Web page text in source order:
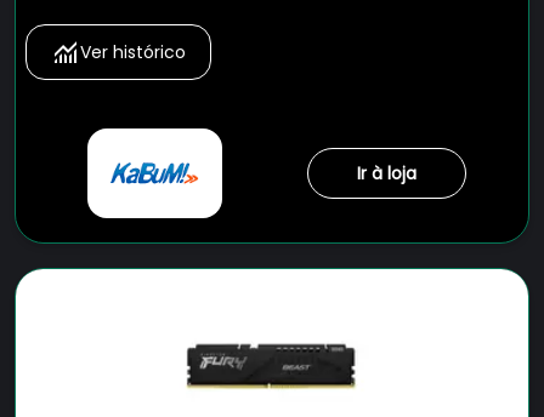
Ver histórico
Ir à loja